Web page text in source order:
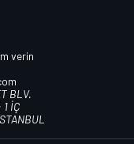
verin
BLV.
İÇ